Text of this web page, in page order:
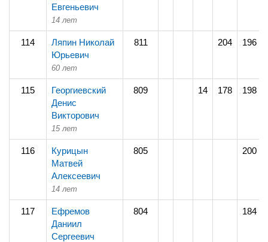
Евгеньевич
14 лет
114
Ляпин Николай
Юрьевич
60 лет
811 204 196
115
Георгиевский
Денис
Викторович
15 лет
809 14 178 198
116
Курицын
Матвей
Алексеевич
14 лет
805 200
117
Ефремов
Даниил
Сергеевич
804 184